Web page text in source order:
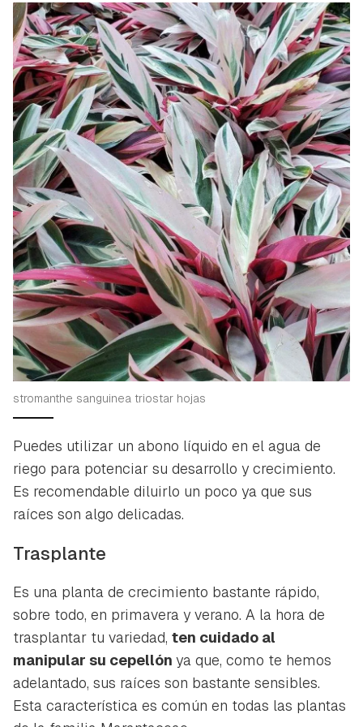
stromanthe sanguinea triostar hojas
Puedes utilizar un abono líquido en el agua de
riego para potenciar su desarrollo y crecimiento.
Es recomendable diluirlo un poco ya que sus
raíces son algo delicadas.
Trasplante
Es una planta de crecimiento bastante rápido,
sobre todo, en primavera y verano. A la hora de
trasplantar tu variedad, ten cuidado al
manipular su cepellón ya que, como te hemos
adelantado, sus raíces son bastante sensibles.
Esta característica es común en todas las plantas